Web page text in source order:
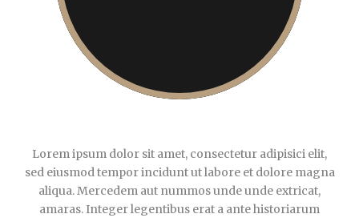
Lorem ipsum dolor sit amet, consectetur adipisici elit,
sed eiusmod tempor incidunt ut labore et dolore magna
aliqua. Mercedem aut nummos unde unde extricat,
amaras. Integer legentibus erat a ante historiarum